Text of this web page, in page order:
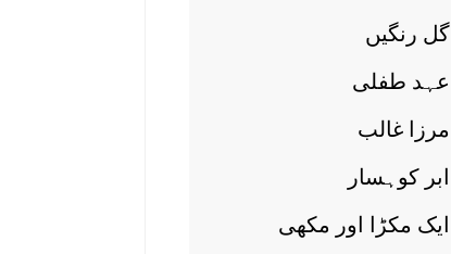
گل رنگيں
عہد طفلی
مرزا غالب
ابر کوہسار
ايک مکڑا اور مکھی